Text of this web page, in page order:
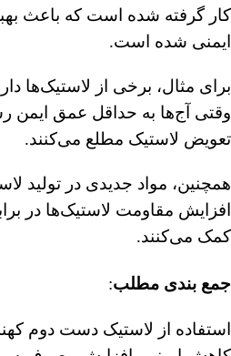
کار گرفته شده است که باعث
ایمنی شده است.
برای مثال، برخی از لاستیک‌ها
وقتی آج‌ها به حداقل عمق ایمن
تعویض لاستیک مطلع می‌کنند.
همچنین، مواد جدیدی در تولید
افزایش مقاومت لاستیک‌ها در
کمک می‌کنند.
جمع بندی مطلب:
استفاده از لاستیک دست دوم